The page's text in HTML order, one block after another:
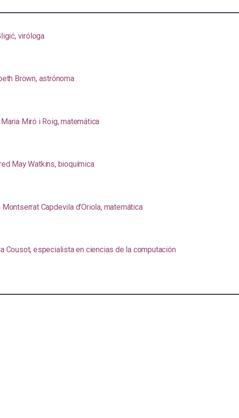
viróloga
Brown, astrónoma
Miró i Roig, matemática
May Watkins, bioquímica
Montserrat Capdevila d’Oriola, matemática
Cousot, especialista en ciencias de la computación